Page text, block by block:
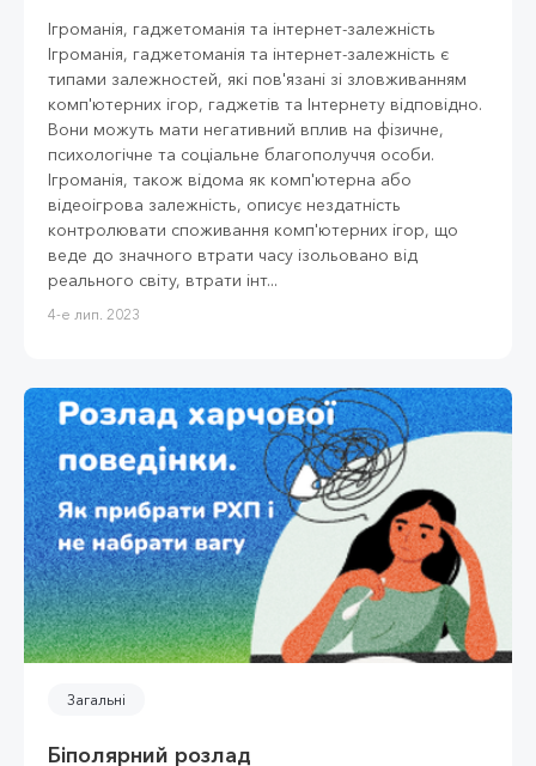
Ігроманія, гаджетоманія та інтернет-залежність
Ігроманія, гаджетоманія та інтернет-залежність є
типами залежностей, які пов'язані зі зловживанням
комп'ютерних ігор, гаджетів та Інтернету відповідно.
Вони можуть мати негативний вплив на фізичне,
психологічне та соціальне благополуччя особи.
Ігроманія, також відома як комп'ютерна або
відеоігрова залежність, описує нездатність
контролювати споживання комп'ютерних ігор, що
веде до значного втрати часу ізольовано від
реального світу, втрати інт...
4-е лип. 2023
Загальні
Біполярний розлад